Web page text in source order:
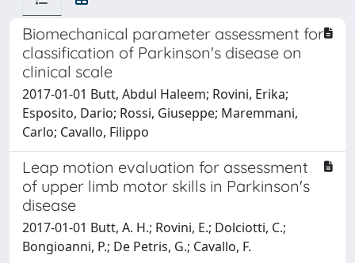
Biomechanical parameter assessment for
classification of Parkinson's disease on
clinical scale
2017-01-01 Butt, Abdul Haleem; Rovini, Erika;
Esposito, Dario; Rossi, Giuseppe; Maremmani,
Carlo; Cavallo, Filippo
Leap motion evaluation for assessment
of upper limb motor skills in Parkinson's
disease
2017-01-01 Butt, A. H.; Rovini, E.; Dolciotti, C.;
Bongioanni, P.; De Petris, G.; Cavallo, F.